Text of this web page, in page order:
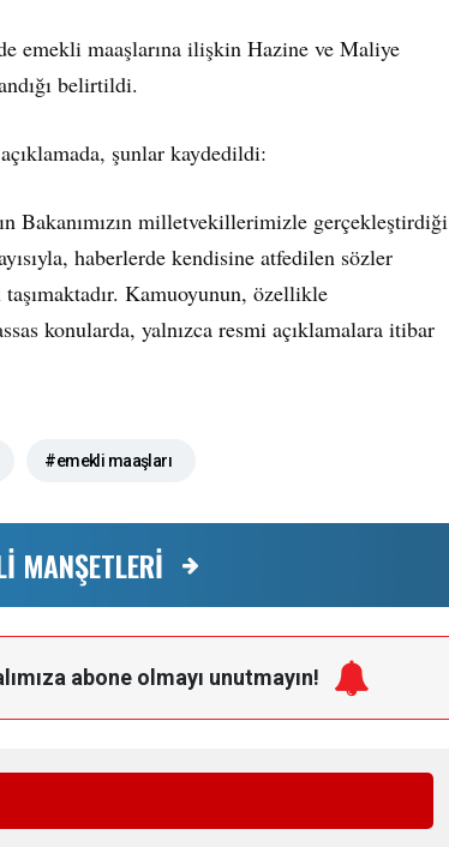
emekli maaşlarına ilişkin Hazine ve Maliye
belirtildi.
şunlar kaydedildi:
Bakanımızın milletvekillerimizle gerçekleştirdiği
haberlerde kendisine atfedilen sözler
Kamuoyunun, özellikle
konularda, yalnızca resmi açıklamalara itibar
#emekli maaşları
MANŞETLERİ
abone olmayı unutmayın!